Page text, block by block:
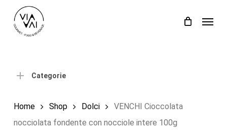
Carrello Close
Categorie
Home Shop Dolci
VENCHI Cioccolata
nocciolata fondente con nocciole intere 100g